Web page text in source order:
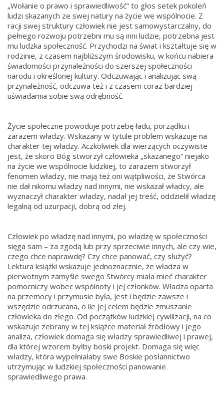
„Wołanie o prawo i sprawiedliwość” to głos setek pokoleń
ludzi skazanych ze swej natury na życie we wspólnocie. Z
racji swej struktury człowiek nie jest samowystarczalny, do
pełnego rozwoju potrzebni mu są inni ludzie, potrzebna jest
mu ludzka społeczność. Przychodzi na świat i kształtuje się w
rodzinie, z czasem najbliższym środowisku, w końcu nabiera
świadomości przynależności do szerszej społeczności
narodu i określonej kultury. Odczuwając i analizując swą
przynależność, odczuwa też i z czasem coraz bardziej
uświadamia sobie swą odrębność.
Życie społeczne powoduje potrzebę ładu, porządku i
zarazem władzy. Wskazany w tytule problem wskazuje na
charakter tej władzy. Aczkolwiek dla wierzących oczywiste
jest, że skoro Bóg stworzył człowieka „skazanego” niejako
na życie we wspólnocie ludzkiej, to zarazem stworzył
fenomen władzy, nie mają też oni wątpliwości, że Stwórca
nie dał nikomu władzy nad innymi, nie wskazał władcy, ale
wyznaczył charakter władzy, nadał jej treść, oddzielił władzę
legalną od uzurpacji, dobrą od złej.
Człowiek po władzę nad innymi, po władzę w społeczności
sięga sam – za zgodą lub przy sprzeciwie innych, ale czy wie,
czego chce naprawdę? Czy chce panować, czy służyć?
Lektura książki wskazuje jednoznacznie, że władza w
pierwotnym zamyśle swego Stwórcy miała mieć charakter
pomocniczy wobec wspólnoty i jej członków. Władza oparta
na przemocy i przymusie była, jest i będzie zawsze i
wszędzie odrzucana, o ile jej celem będzie zmuszanie
człowieka do złego. Od początków ludzkiej cywilizacji, na co
wskazuje zebrany w tej książce materiał źródłowy i jego
analiza, człowiek domaga się władzy sprawiedliwej i prawej,
dla której wzorem byłby boski projekt. Domaga się więc
władzy, która wypełniałaby swe Boskie posłannictwo
utrzymując w ludzkiej społeczności panowanie
sprawiedliwego prawa.